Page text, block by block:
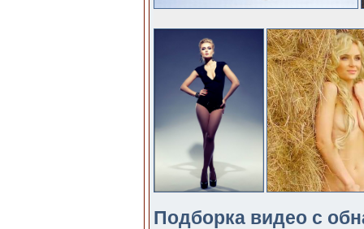
Подборка видео с